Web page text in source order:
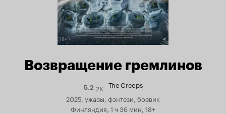
Возвращение гремлинов
5.2Рейтинг
Кинопоиска
2K The Creeps
2025, ужасы, фэнтези, боевик
Финляндия, 1 ч 36 мин, 18+